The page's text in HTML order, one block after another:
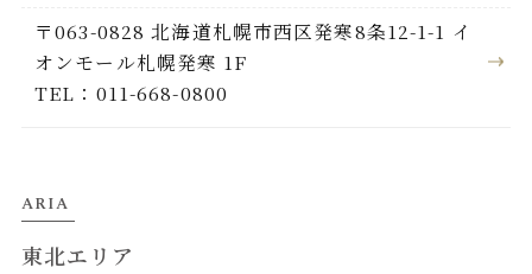
〒063-0828 北海道札幌市西区発寒8条12-1-1 イ
オンモール札幌発寒 1F
TEL：011-668-0800
ARIA
東北エリア